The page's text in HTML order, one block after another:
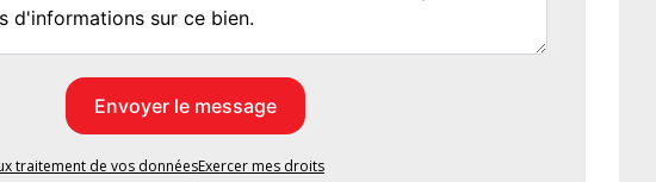
RSAC de TOULOUSE n° 498 465 467
Monétaire et Financier, pour l'organisation de la visite, la présentation
demandée.
auxquels ce bien est exposé sont disponibles sur le site Géorisques :
traitement de vos donnéesExercer mes droits